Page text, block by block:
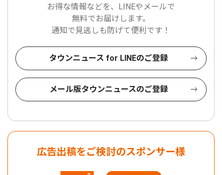
お得な情報などを、LINEやメールで
無料でお届けします。
通知で見逃しも防げて便利です！
タウンニュース for LINEのご登録
メール版タウンニュースのご登録
広告出稿をご検討のスポンサー様